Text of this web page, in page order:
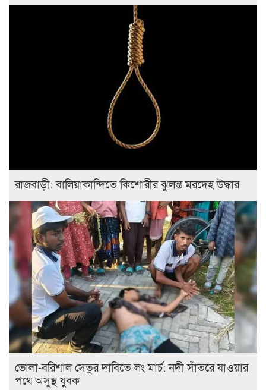
রাজবাড়ী: বালিয়াকান্দিতে কিশোরীর ঝুলন্ত মরদেহ উদ্ধার
ভোলা-বরিশাল সেতুর দাবিতে লং মার্চ: নদী সাঁতরে যাওয়ার
পথে অসুস্থ যুবক